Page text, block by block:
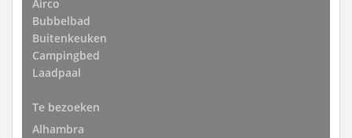
Airco
Bubbelbad
Buitenkeuken
Campingbed
Laadpaal
Te bezoeken
Alhambra